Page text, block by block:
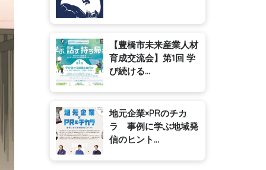
【豊橋市未来産業人材
育成交流会】第1回 学
び続ける...
地元企業×PRのチカ
ラ 事例に学ぶ地域発
信のヒント...